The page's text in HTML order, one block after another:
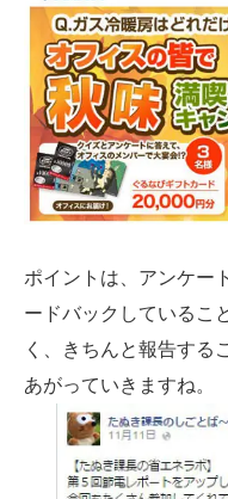
ポイントは、アンケー
ードバックしているこ
く、きちんと報告する
あがっていきますね。